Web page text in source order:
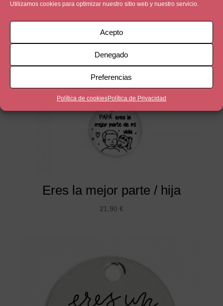
Utilizamos cookies para optimizar nuestro sitio web y nuestro servicio.
Acepto
Denegado
Preferencias
Política de cookiesPolítica de Privacidad
Eres la mejor parte / hija
21,90 €